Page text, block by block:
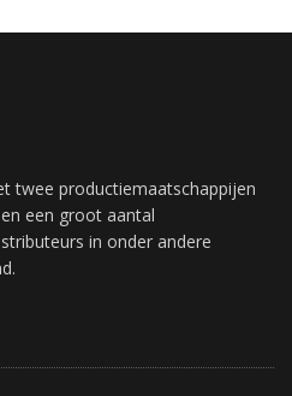
twee productiemaatschappijen
een groot aantal
in onder andere